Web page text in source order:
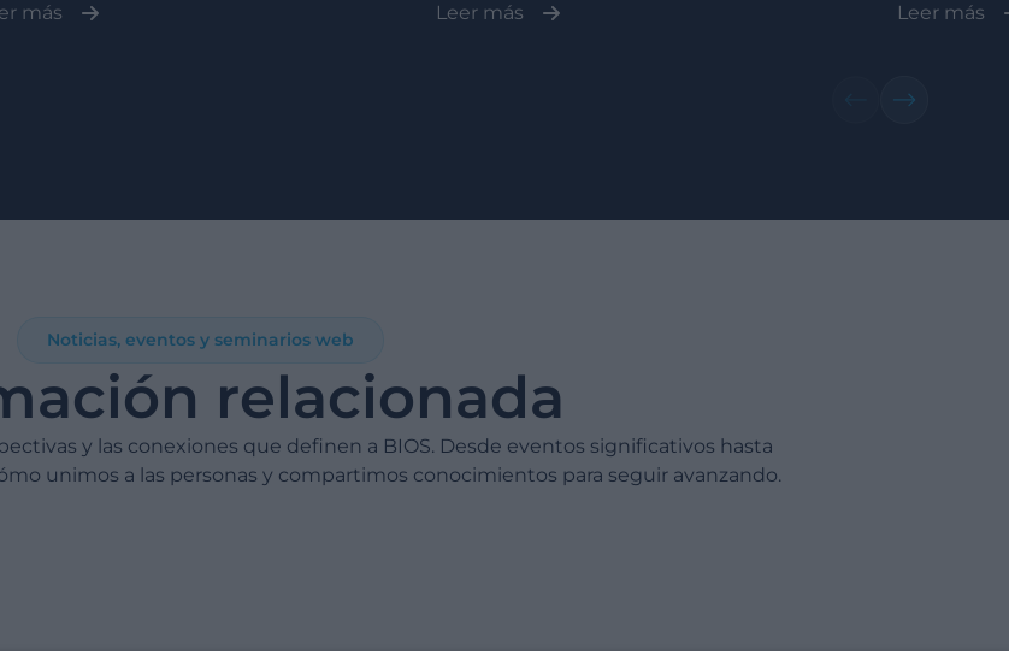
más Leer más Leer más
Noticias, eventos y seminarios web
relacionada
y las conexiones que definen a BIOS. Desde eventos significativos hasta
unimos a las personas y compartimos conocimientos para seguir avanzando.